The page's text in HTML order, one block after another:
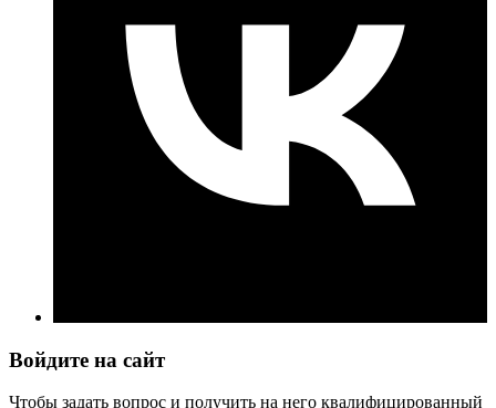
Войдите на сайт
Чтобы задать вопрос и получить на него квалифицированный